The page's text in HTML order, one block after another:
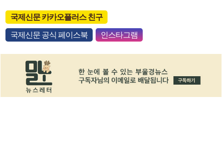
국제신문 카카오플러스 친구
국제신문 공식 페이스북 인스타그램